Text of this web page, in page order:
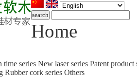
Home
time series New laser series Patent product
Rubber cork series Others